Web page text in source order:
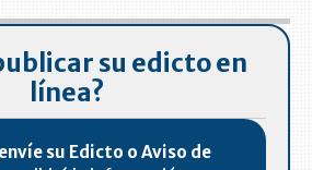
su edicto en
línea?
envíe su Edicto o Aviso de